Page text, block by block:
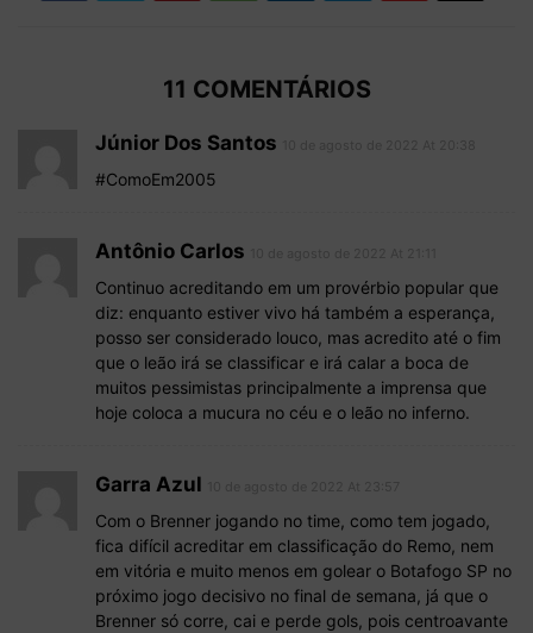
11 COMENTÁRIOS
Júnior Dos Santos
#ComoEm2005
Antônio Carlos
Continuo acreditando em um provérbio popular que
diz: enquanto estiver vivo há também a esperança,
posso ser considerado louco, mas acredito até o fim
que o leão irá se classificar e irá calar a boca de
muitos pessimistas principalmente a imprensa que
hoje coloca a mucura no céu e o leão no inferno.
Garra Azul
Com o Brenner jogando no time, como tem jogado,
fica difícil acreditar em classificação do Remo, nem
em vitória e muito menos em golear o Botafogo SP no
próximo jogo decisivo no final de semana, já que o
Brenner só corre, cai e perde gols, pois centroavante